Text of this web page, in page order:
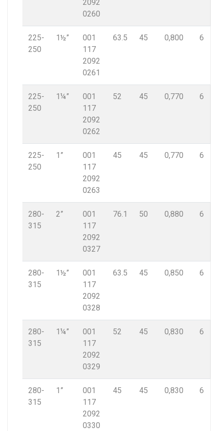
2092
0260
225-
250
1½”
001
117
2092
0261
63.5 45 0,800 6
225-
250
1¼”
001
117
2092
0262
52 45 0,770 6
225-
250
1”
001
117
2092
0263
45 45 0,770 6
280-
315
2”
001
117
2092
0327
76.1 50 0,880 6
280-
315
1½”
001
117
2092
0328
63.5 45 0,850 6
280-
315
1¼”
001
117
2092
0329
52 45 0,830 6
280-
315
1”
001
117
2092
0330
45 45 0,830 6